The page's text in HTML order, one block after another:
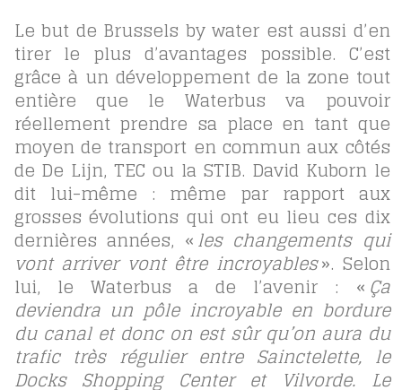
Le but de Brussels by water est aussi d’en
tirer le plus d’avantages possible. C’est
grâce à un développement de la zone tout
entière que le Waterbus va pouvoir
réellement prendre sa place en tant que
moyen de transport en commun aux côtés
de De Lijn, TEC ou la STIB. David Kuborn le
dit lui-même : même par rapport aux
grosses évolutions qui ont eu lieu ces dix
dernières années, «les changements qui
vont arriver vont être incroyables». Selon
lui, le Waterbus a de l’avenir : « Ça
deviendra un pôle incroyable en bordure
du canal et donc on est sûr qu’on aura du
trafic très régulier entre Sainctelette, le
Docks Shopping Center et Vilvorde. Le